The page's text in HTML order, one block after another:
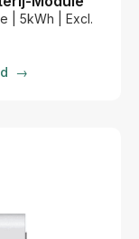
| 5kWh | Excl.
→